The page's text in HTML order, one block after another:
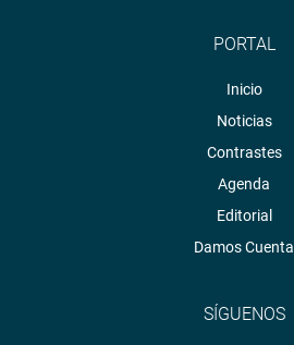
PORTAL
Inicio
Noticias
Contrastes
Agenda
Editorial
Damos Cuenta
SÍGUENOS